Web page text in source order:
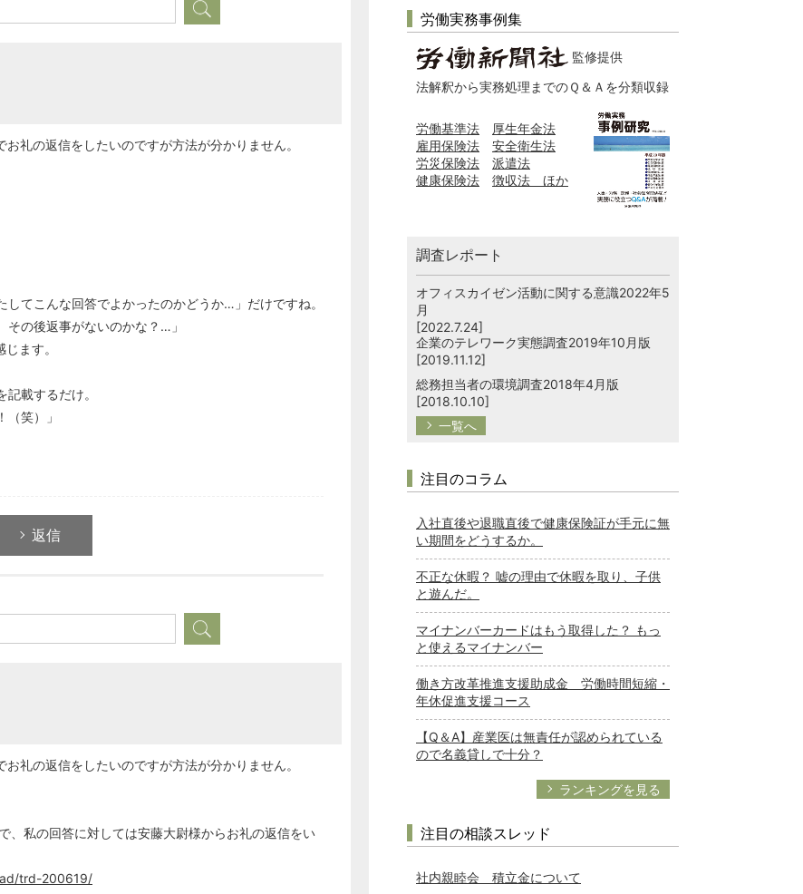
礼の返信をしたいのですが方法が分かりません。
てこんな回答でよかったのかどうか…」だけですね。
その後返事がないのかな？…」
ます。
載するだけ。
笑）」
返信
礼の返信をしたいのですが方法が分かりません。
、私の回答に対しては安藤大尉様からお礼の返信をい
trd-200619/
労働実務事例集
監修提供
法解釈から実務処理までのＱ＆Ａを分類収録
労働基準法
厚生年金法
雇用保険法
安全衛生法
労災保険法
派遣法
健康保険法
徴収法 ほか
調査レポート
オフィスカイゼン活動に関する意識2022年5
月
[2022.7.24]
企業のテレワーク実態調査2019年10月版
[2019.11.12]
総務担当者の環境調査2018年4月版
[2018.10.10]
一覧へ
注目のコラム
入社直後や退職直後で健康保険証が手元に無
い期間をどうするか。
不正な休暇？ 嘘の理由で休暇を取り、子供
と遊んだ。
マイナンバーカードはもう取得した？ もっ
と使えるマイナンバー
働き方改革推進支援助成金 労働時間短縮・
年休促進支援コース
【Q＆A】産業医は無責任が認められている
ので名義貸しで十分？
ランキングを見る
注目の相談スレッド
社内親睦会 積立金について